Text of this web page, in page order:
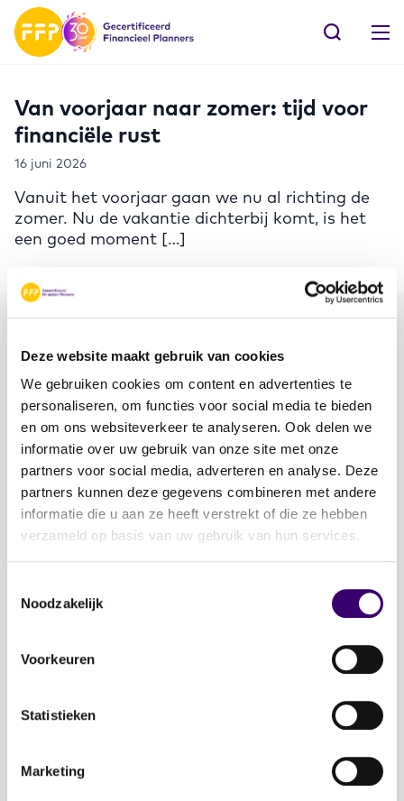
Deze website maakt gebruik van cookies
We gebruiken cookies om content en advertenties te
personaliseren, om functies voor social media te bieden
en om ons websiteverkeer te analyseren. Ook delen we
informatie over uw gebruik van onze site met onze
partners voor social media, adverteren en analyse. Deze
partners kunnen deze gegevens combineren met andere
informatie die u aan ze heeft verstrekt of die ze hebben
verzameld op basis van uw gebruik van hun services.
Noodzakelijk
Voorkeuren
Statistieken
Marketing
Van voorjaar naar zomer: tijd voor
financiële rust
16 juni 2026
Vanuit het voorjaar gaan we nu al richting de
zomer. Nu de vakantie dichterbij komt, is het
een goed moment […]
Meer FFP
Word ambassadeur!
Evenementen
Schrijf je in voor de nieuwsbrief: Jouw Plan –
Financiële planning voor een goed leven!
Lidmaatschap
Veelgestelde vragen
Over de stichting FFP
Veelgestelde vragen